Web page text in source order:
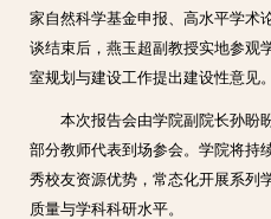
家自然科学基金申报、高水平学术
谈结束后，燕玉超副教授实地参观
室规划与建设工作提出建设性意见。
本次报告会由学院副院长孙盼
部分教师代表到场参会。学院将持
秀校友资源优势，常态化开展系列
质量与学科科研水平。